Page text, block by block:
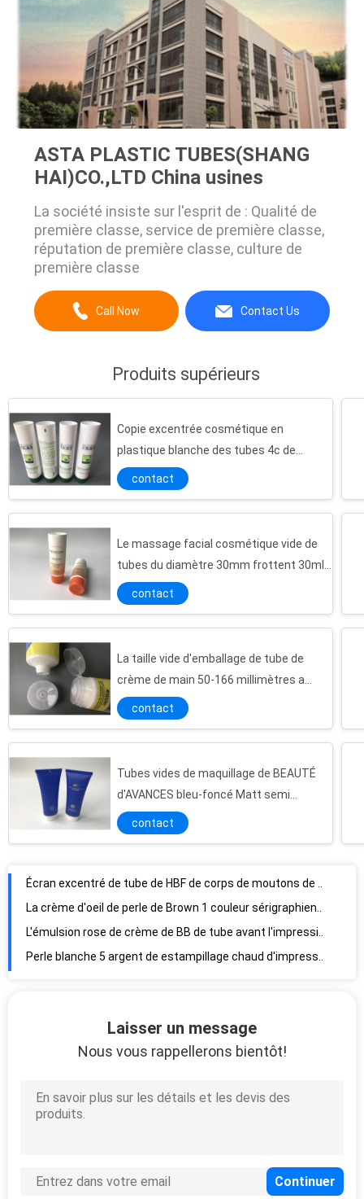
ASTA PLASTIC TUBES(SHANG
HAI)CO.,LTD China usines
La société insiste sur l'esprit de : Qualité de
première classe, service de première classe,
réputation de première classe, culture de
première classe
Call Now Contact Us
Produits supérieurs
Copie excentrée cosmétique en
plastique blanche des tubes 4c de
Dia35mm avec le couvercle à visser vert
80ml
contact
Le massage facial cosmétique vide de
tubes du diamètre 30mm frottent 30ml
superbe blanc comme le lait crème avec
le chapeau plat rond
contact
La taille vide d'emballage de tube de
crème de main 50-166 millimètres a
expulsé la compensation brillante
blanche Pritning
contact
Tubes vides de maquillage de BEAUTÉ
d'AVANCES bleu-foncé Matt semi
transparent avec le chapeau elliptique
100g
contact
Écran coloré noir et vert de couleur de la cuticle 2 de clou de main de tube de perle imprimant le chapeau de estampillage chaud 50g de dessus de secousse de bande d'or
Laisser un message
Nous vous rappellerons bientôt!